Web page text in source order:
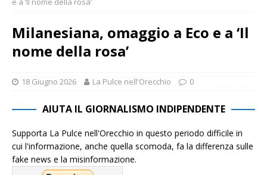
Milanesiana, omaggio a Eco e a ‘Il
nome della rosa’
18 Giugno 2026 La Pulce nell'Orecchio 0
AIUTA IL GIORNALISMO INDIPENDENTE
Supporta La Pulce nell'Orecchio in questo periodo difficile in
cui l'informazione, anche quella scomoda, fa la differenza sulle
fake news e la misinformazione.